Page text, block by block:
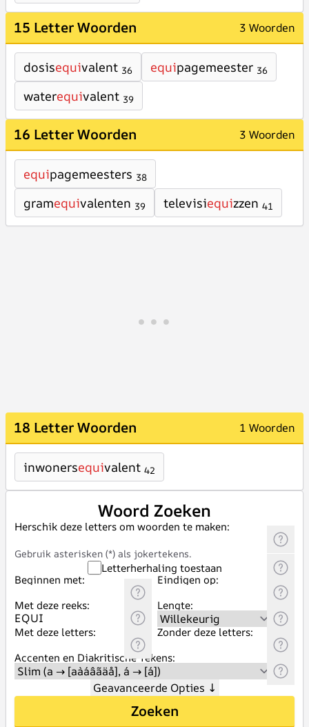
15 Letter Woorden 3 Woorden
dosisequivalent 36 equipagemeester 36
waterequivalent 39
16 Letter Woorden 3 Woorden
equipagemeesters 38
gramequivalenten 39 televisiequizzen 41
18 Letter Woorden 1 Woorden
inwonersequivalent 42
Woord Zoeken
Herschik deze letters om woorden te maken:
Gebruik asterisken (*) als jokertekens.
Letterherhaling toestaan
Beginnen met:
Eindigen op:
Met deze reeks:
Lengte:
Met deze letters:
Zonder deze letters:
Accenten en Diakritische Tekens:
Geavanceerde Opties ↓
Zoeken